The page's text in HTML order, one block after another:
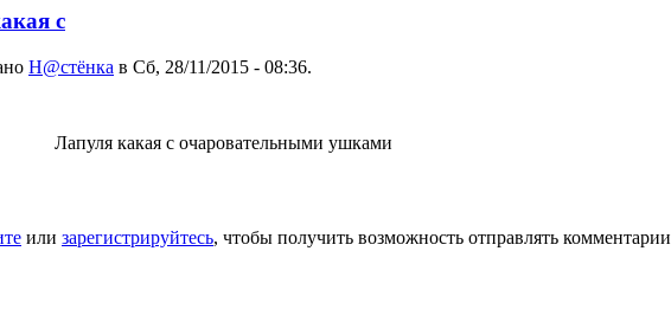
с
Н@стёнкa в Сб, 28/11/2015 - 08:36.
Лапуля какая с очаровательными ушками
или зарегистрируйтесь, чтобы получить возможность отправлять комментарии